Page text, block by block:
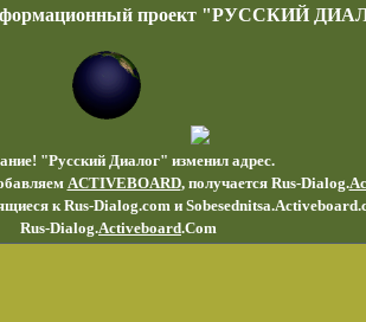
проект "РУССКИЙ
"Русский Диалог" изменил адрес.
ACTIVEBOARD, получается Rus-Dialog.
к Rus-Dialog.com и
Rus-Dialog.Activeboard.Com